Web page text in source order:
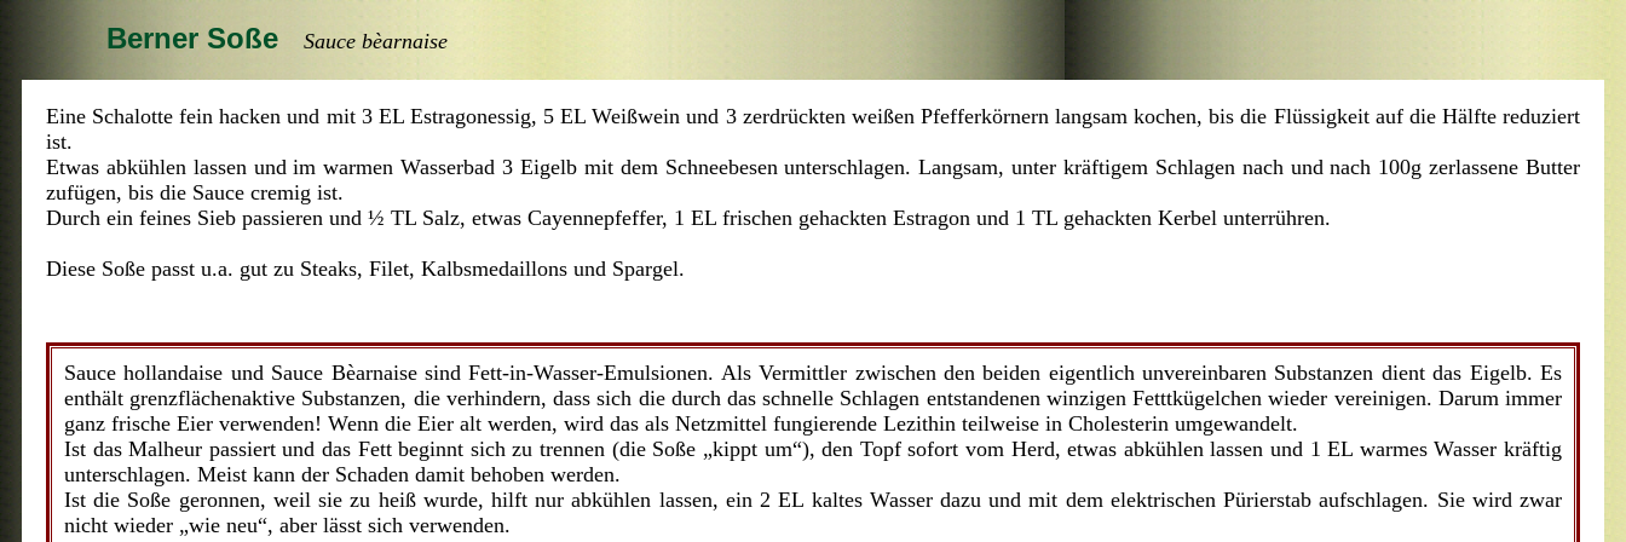
Berner Soße Sauce bèarnaise
Eine Schalotte fein hacken und mit 3 EL Estragonessig, 5 EL Weißwein und 3 zerdrückten weißen Pfefferkörnern langsam kochen, bis die Flüssigkeit auf die Hälfte reduziert
ist.
Etwas abkühlen lassen und im warmen Wasserbad 3 Eigelb mit dem Schneebesen unterschlagen. Langsam, unter kräftigem Schlagen nach und nach 100g zerlassene Butter
zufügen, bis die Sauce cremig ist.
Durch ein feines Sieb passieren und ½ TL Salz, etwas Cayennepfeffer, 1 EL frischen gehackten Estragon und 1 TL gehackten Kerbel unterrühren.
Diese Soße passt u.a. gut zu Steaks, Filet, Kalbsmedaillons und Spargel.
Sauce hollandaise und Sauce Bèarnaise sind Fett-in-Wasser-Emulsionen. Als Vermittler zwischen den beiden eigentlich unvereinbaren Substanzen dient das Eigelb. Es
enthält grenzflächenaktive Substanzen, die verhindern, dass sich die durch das schnelle Schlagen entstandenen winzigen Fetttkügelchen wieder vereinigen. Darum immer
ganz frische Eier verwenden! Wenn die Eier alt werden, wird das als Netzmittel fungierende Lezithin teilweise in Cholesterin umgewandelt.
Ist das Malheur passiert und das Fett beginnt sich zu trennen (die Soße „kippt um“), den Topf sofort vom Herd, etwas abkühlen lassen und 1 EL warmes Wasser kräftig
unterschlagen. Meist kann der Schaden damit behoben werden.
Ist die Soße geronnen, weil sie zu heiß wurde, hilft nur abkühlen lassen, ein 2 EL kaltes Wasser dazu und mit dem elektrischen Pürierstab aufschlagen. Sie wird zwar
nicht wieder „wie neu“, aber lässt sich verwenden.